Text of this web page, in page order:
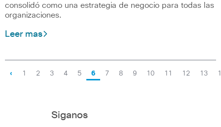
consolidó como una estrategia de negocio para todas las
organizaciones.
Leer mas
‹ 1 2 3 4 5 6 7 8 9 10 11 12 13
Siganos